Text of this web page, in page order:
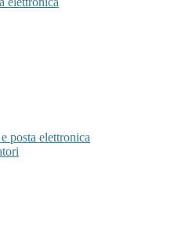
posta elettronica